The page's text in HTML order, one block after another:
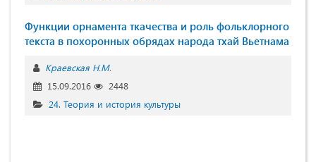
Функции орнамента ткачества и роль фольклорного
текста в похоронных обрядах народа тхай Вьетнама
Краевская Н.М.
15.09.2016
2448
24. Теория и история культуры